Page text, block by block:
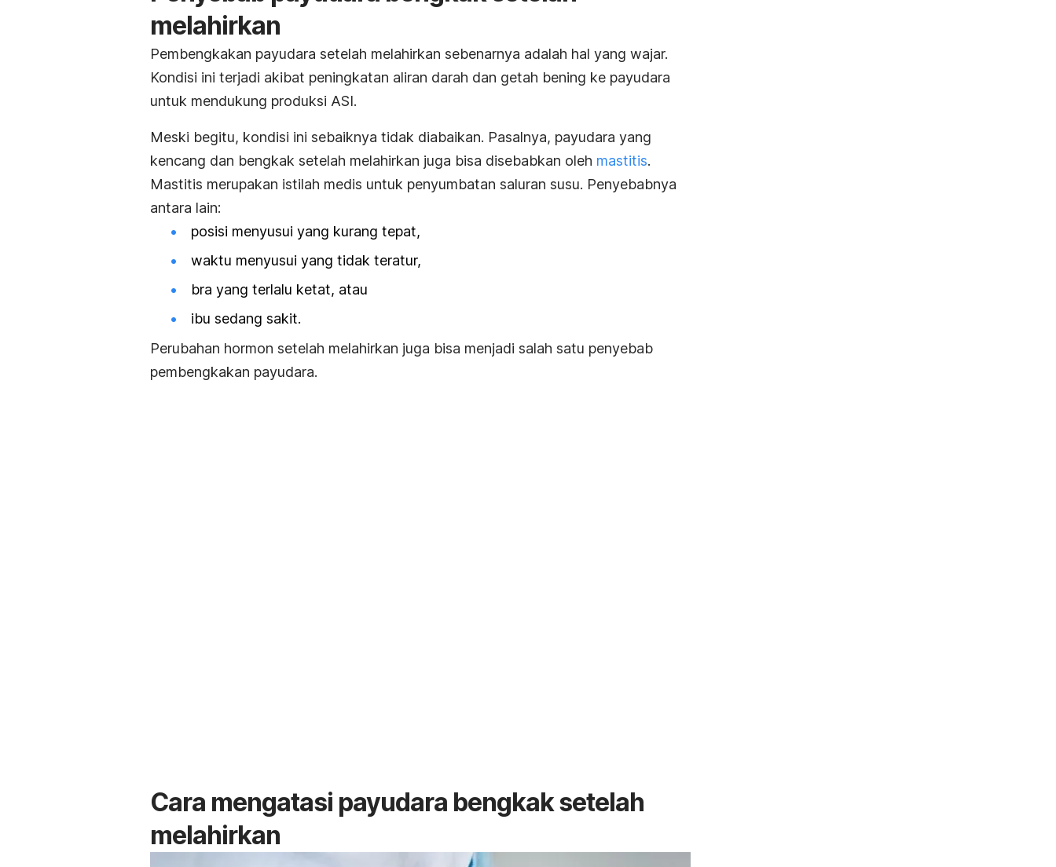
melahirkan
Pembengkakan payudara setelah melahirkan sebenarnya adalah hal yang wajar.
Kondisi ini terjadi akibat peningkatan aliran darah dan getah bening ke payudara
untuk mendukung produksi ASI.
Meski begitu, kondisi ini sebaiknya tidak diabaikan. Pasalnya, payudara yang
kencang dan bengkak setelah melahirkan juga bisa disebabkan oleh mastitis.
Mastitis merupakan istilah medis untuk penyumbatan saluran susu. Penyebabnya
antara lain:
posisi menyusui yang kurang tepat,
waktu menyusui yang tidak teratur,
bra yang terlalu ketat, atau
ibu sedang sakit.
Perubahan hormon setelah melahirkan juga bisa menjadi salah satu penyebab
pembengkakan payudara.
Cara mengatasi payudara bengkak setelah
melahirkan